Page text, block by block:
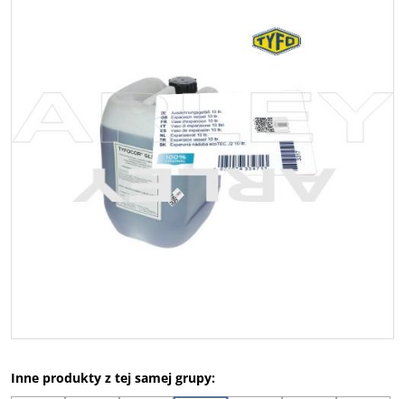
Inne produkty z tej samej grupy: